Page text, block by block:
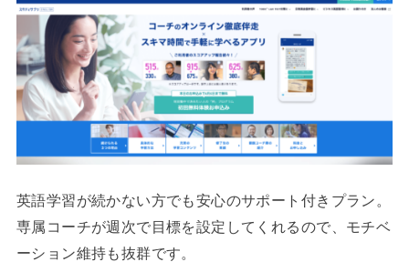
英語学習が続かない方でも安心のサポート付きプラン。
専属コーチが週次で目標を設定してくれるので、モチベ
ーション維持も抜群です。